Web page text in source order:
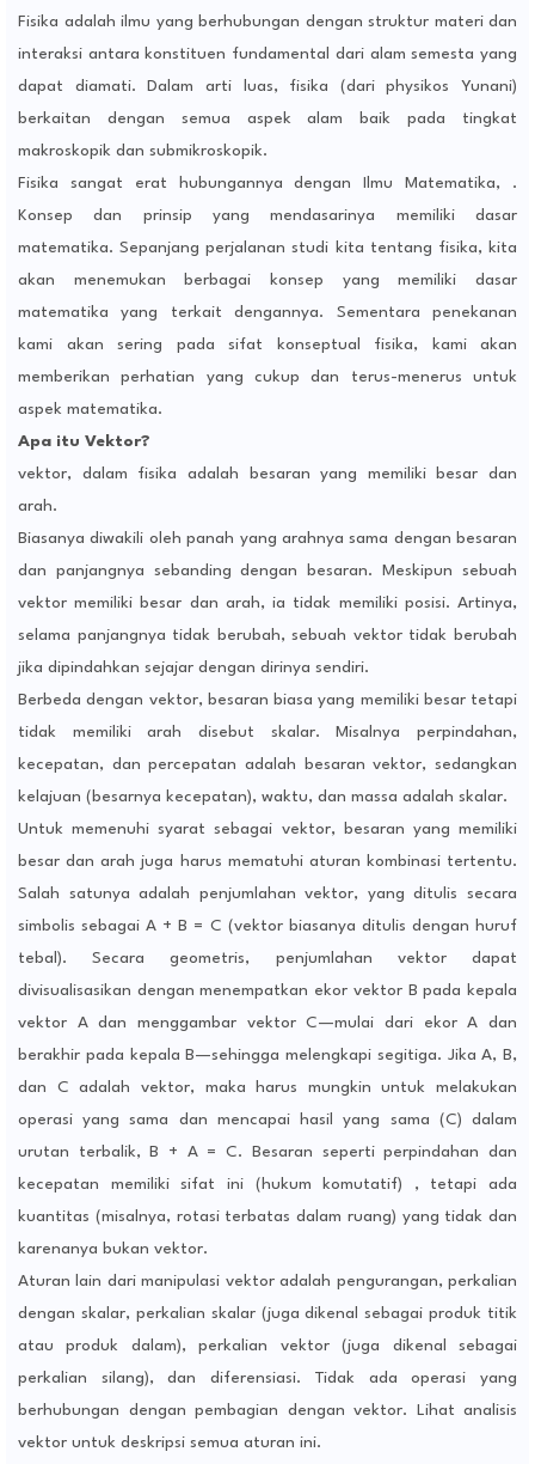
Fisika adalah ilmu yang berhubungan dengan struktur materi dan
interaksi antara konstituen fundamental dari alam semesta yang
dapat diamati. Dalam arti luas, fisika (dari physikos Yunani)
berkaitan dengan semua aspek alam baik pada tingkat
makroskopik dan submikroskopik.
Fisika sangat erat hubungannya dengan Ilmu Matematika, .
Konsep dan prinsip yang mendasarinya memiliki dasar
matematika. Sepanjang perjalanan studi kita tentang fisika, kita
akan menemukan berbagai konsep yang memiliki dasar
matematika yang terkait dengannya. Sementara penekanan
kami akan sering pada sifat konseptual fisika, kami akan
memberikan perhatian yang cukup dan terus-menerus untuk
aspek matematika.
Apa itu Vektor?
vektor, dalam fisika adalah besaran yang memiliki besar dan
arah.
Biasanya diwakili oleh panah yang arahnya sama dengan besaran
dan panjangnya sebanding dengan besaran. Meskipun sebuah
vektor memiliki besar dan arah, ia tidak memiliki posisi. Artinya,
selama panjangnya tidak berubah, sebuah vektor tidak berubah
jika dipindahkan sejajar dengan dirinya sendiri.
Berbeda dengan vektor, besaran biasa yang memiliki besar tetapi
tidak memiliki arah disebut skalar. Misalnya perpindahan,
kecepatan, dan percepatan adalah besaran vektor, sedangkan
kelajuan (besarnya kecepatan), waktu, dan massa adalah skalar.
Untuk memenuhi syarat sebagai vektor, besaran yang memiliki
besar dan arah juga harus mematuhi aturan kombinasi tertentu.
Salah satunya adalah penjumlahan vektor, yang ditulis secara
simbolis sebagai A + B = C (vektor biasanya ditulis dengan huruf
tebal). Secara geometris, penjumlahan vektor dapat
divisualisasikan dengan menempatkan ekor vektor B pada kepala
vektor A dan menggambar vektor C—mulai dari ekor A dan
berakhir pada kepala B—sehingga melengkapi segitiga. Jika A, B,
dan C adalah vektor, maka harus mungkin untuk melakukan
operasi yang sama dan mencapai hasil yang sama (C) dalam
urutan terbalik, B + A = C. Besaran seperti perpindahan dan
kecepatan memiliki sifat ini (hukum komutatif) , tetapi ada
kuantitas (misalnya, rotasi terbatas dalam ruang) yang tidak dan
karenanya bukan vektor.
Aturan lain dari manipulasi vektor adalah pengurangan, perkalian
dengan skalar, perkalian skalar (juga dikenal sebagai produk titik
atau produk dalam), perkalian vektor (juga dikenal sebagai
perkalian silang), dan diferensiasi. Tidak ada operasi yang
berhubungan dengan pembagian dengan vektor. Lihat analisis
vektor untuk deskripsi semua aturan ini.